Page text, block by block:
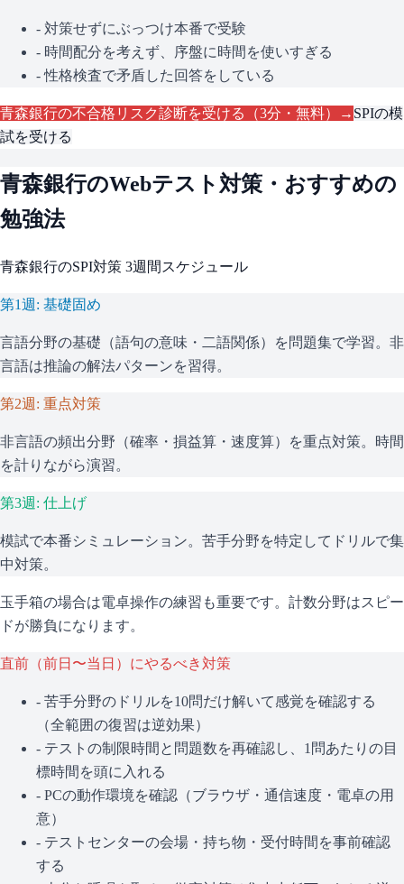
- 対策せずにぶっつけ本番で受験
- 時間配分を考えず、序盤に時間を使いすぎる
- 性格検査で矛盾した回答をしている
青森銀行の不合格リスク診断を受ける（3分・無料）→ SPIの模
試を受ける
青森銀行のWebテスト対策・おすすめの
勉強法
青森銀行のSPI対策 3週間スケジュール
第1週: 基礎固め
言語分野の基礎（語句の意味・二語関係）を問題集で学習。非
言語は推論の解法パターンを習得。
第2週: 重点対策
非言語の頻出分野（確率・損益算・速度算）を重点対策。時間
を計りながら演習。
第3週: 仕上げ
模試で本番シミュレーション。苦手分野を特定してドリルで集
中対策。
玉手箱の場合は電卓操作の練習も重要です。計数分野はスピー
ドが勝負になります。
直前（前日〜当日）にやるべき対策
- 苦手分野のドリルを10問だけ解いて感覚を確認する
（全範囲の復習は逆効果）
- テストの制限時間と問題数を再確認し、1問あたりの目
標時間を頭に入れる
- PCの動作環境を確認（ブラウザ・通信速度・電卓の用
意）
- テストセンターの会場・持ち物・受付時間を事前確認
する